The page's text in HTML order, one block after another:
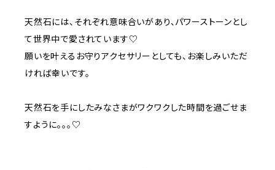
天然石には、それぞれ意味合いがあり、パワーストーンとし
て世界中で愛されています♡
願いを叶えるお守りアクセサリーとしても、お楽しみいただ
ければ幸いです。
天然石を手にしたみなさまがワクワクした時間を過ごせま
すように。。。♡